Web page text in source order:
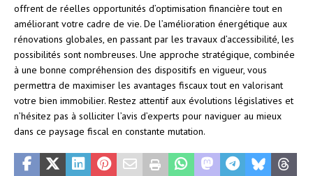
offrent de réelles opportunités d’optimisation financière tout en
améliorant votre cadre de vie. De l’amélioration énergétique aux
rénovations globales, en passant par les travaux d’accessibilité, les
possibilités sont nombreuses. Une approche stratégique, combinée
à une bonne compréhension des dispositifs en vigueur, vous
permettra de maximiser les avantages fiscaux tout en valorisant
votre bien immobilier. Restez attentif aux évolutions législatives et
n’hésitez pas à solliciter l’avis d’experts pour naviguer au mieux
dans ce paysage fiscal en constante mutation.